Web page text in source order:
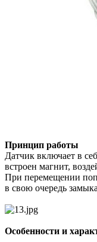
Принцип работы
Датчик включает в
встроен магнит,
При перемещении
в свою очередь
Особенности и